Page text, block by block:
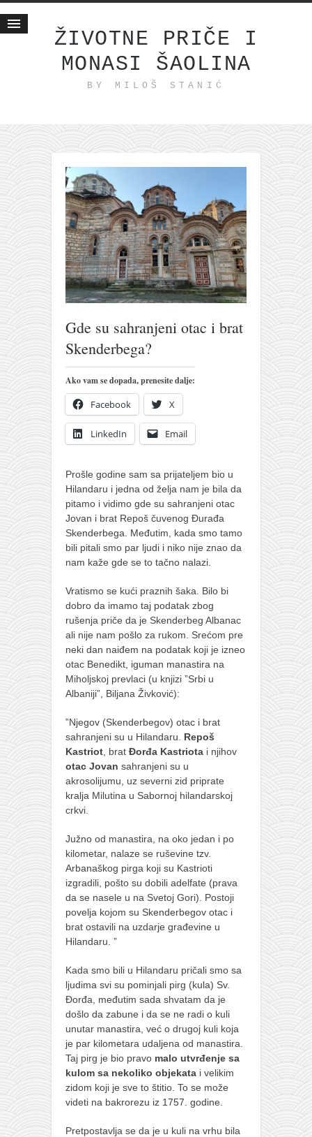
ŽIVOTNE PRIČE I
MONASI ŠAOLINA
BY MILOŠ STANIĆ
Životne priče
internet poslovanje
ishranom do zdravlja
moj haiku
momenti i mesta
bonus sadržaj
Svetlopis
zakonopravilo
duhovni otac
zabranjena istorija
porodične priče
umesto tvitera
kalendar srpski
azbuki i knjige
Okinava karate
najnovije na blogu
moje beleške
istorija karatea
bubishi
kihon
naihanchi
kushanku
passai
nunchaku
bo
tonfa
timbei rochin
tsunami dojo
program
snimci nastupa
galerija kluba
kontakt
besplatna e-knjiga
termini treninga
moja priča
moja priča
fotke
Gde su sahranjeni otac i brat
Skenderbega?
Ako vam se dopada, prenesite dalje:
Facebook X
LinkedIn Email
Prošle godine sam sa prijateljem bio u
Hilandaru i jedna od želja nam je bila da
pitamo i vidimo gde su sahranjeni otac
Jovan i brat Repoš čuvenog Đurađa
Skenderbega. Međutim, kada smo tamo
bili pitali smo par ljudi i niko nije znao da
nam kaže gde se to tačno nalazi.
Vratismo se kući praznih šaka. Bilo bi
dobro da imamo taj podatak zbog
rušenja priče da je Skenderbeg Albanac
ali nije nam pošlo za rukom. Srećom pre
neki dan naiđem na podatak koji je izneo
otac Benedikt, iguman manastira na
Miholjskoj prevlaci (u knjizi ”Srbi u
Albaniji”, Biljana Živković):
”Nјegov (Skenderbegov) otac i brat
sahranjeni su u Hilandaru. Repoš
Kastriot , brat Đorđa Kastriota i njihov
otac Jovan sahranjeni su u
akrosolijumu, uz severni zid priprate
kralja Milutina u Sabornoj hilandarskoj
crkvi.
Južno od manastira, na oko jedan i po
kilometar, nalaze se ruševine tzv.
Arbanaškog pirga koji su Kastrioti
izgradili, pošto su dobili adelfate (prava
da se nasele u na Svetoj Gori). Postoji
povelja kojom su Skenderbegov otac i
brat ostavili na uzdarje građevine u
Hilandaru. ”
Kada smo bili u Hilandaru pričali smo sa
ljudima svi su pominjali pirg (kula) Sv.
Đorđa, međutim sada shvatam da je
došlo da zabune i da se ne radi o kuli
unutar manastira, već o drugoj kuli koja
je par kilometara udaljena od manastira.
Taj pirg je bio pravo malo utvrđenje sa
kulom sa nekoliko objekata i velikim
zidom koji je sve to štitio. To se može
videti na bakrorezu iz 1757. godine.
Pretpostavlja se da je u kuli na vrhu bila